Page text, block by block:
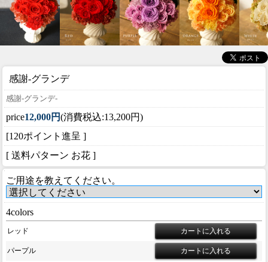
感謝-グランデ
感謝-グランデ-
price12,000円(消費税込:13,200円)
[120ポイント進呈 ]
[ 送料パターン お花 ]
ご用途を教えてください。
4colors
レッド
パープル